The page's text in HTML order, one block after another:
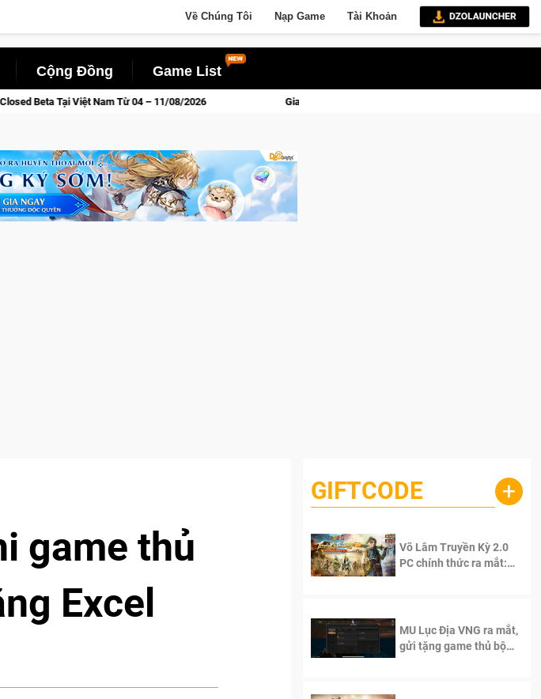
Về Chúng Tôi Nạp Game Tài Khoản
Cộng Đồng Game List
– 11/08/2026 Gia Nhập Closed Beta Norse Saga: Cửu Giới Thức Tỉnh, Săn DJI Osmo Pocket 3 Ngay
game thủ
Excel
GIFTCODE +
Võ Lâm Truyền Kỳ 2.0
PC chính thức ra mắt:
MU Lục Địa VNG ra mắt,
gửi tặng game thủ bộ